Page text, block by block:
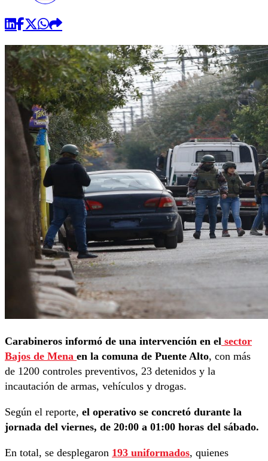
Carabineros informó de una intervención en el sector
Bajos de Mena en la comuna de Puente Alto, con más
de 1200 controles preventivos, 23 detenidos y la
incautación de armas, vehículos y drogas.
Según el reporte, el operativo se concretó durante la
jornada del viernes, de 20:00 a 01:00 horas del sábado.
En total, se desplegaron 193 uniformados, quienes